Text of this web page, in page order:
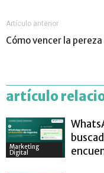
Artículo anterior
Cómo vencer la pereza
artículo
Marketing
Digital